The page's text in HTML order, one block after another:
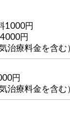
1000円
円
を含む）
円
を含む）